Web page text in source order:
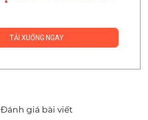
*
Đánh giá bài viết